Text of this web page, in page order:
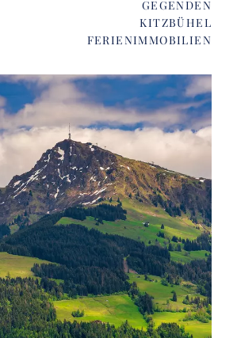
GEGENDEN
KITZBÜHEL
FERIENIMMOBILIEN